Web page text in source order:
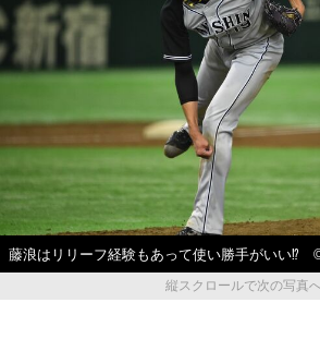
藤浪はリリーフ経験もあって使い勝手がいい⁉
縦スクロールで次の写真